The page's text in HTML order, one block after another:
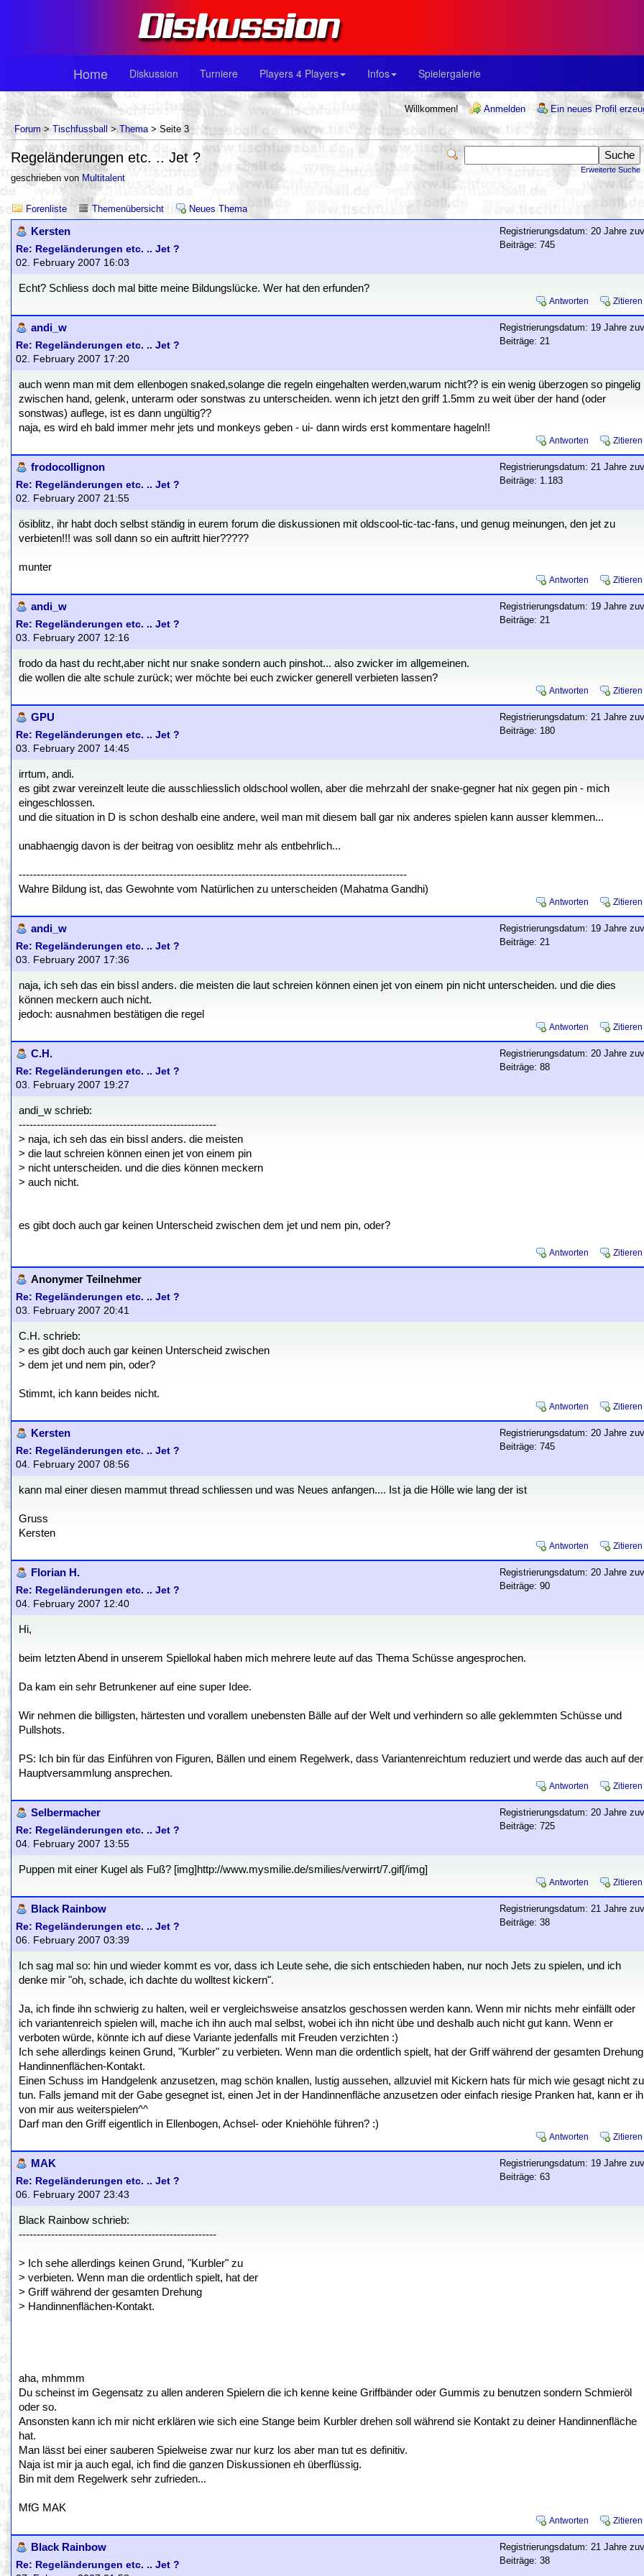
Home Diskussion Turniere Players 4 Players Infos Spielergalerie
Willkommen! Anmelden
Ein neues Profil
Forum > Tischfussball > Thema> Seite 3
Erweiterte Suche
Regeländerungen etc. .. Jet ?
geschrieben von Multitalent
Forenliste Themenübersicht Neues Thema
Kersten
Re: Regeländerungen etc. .. Jet ?
02. February 2007 16:03
Registrierungsdatum: 20 Jahre
Beiträge: 745
Echt? Schliess doch mal bitte meine Bildungslücke. Wer hat den erfunden?
Antworten Zitieren
andi_w
Re: Regeländerungen etc. .. Jet ?
02. February 2007 17:20
Registrierungsdatum: 19 Jahre
Beiträge: 21
auch wenn man mit dem ellenbogen snaked,solange die regeln eingehalten werden,warum nicht?? is ein wenig überzogen so pingelig
zwischen hand, gelenk, unterarm oder sonstwas zu unterscheiden. wenn ich jetzt den griff 1.5mm zu weit über der hand (oder
sonstwas) auflege, ist es dann ungültig??
naja, es wird eh bald immer mehr jets und monkeys geben - ui- dann wirds erst kommentare hageln!!
Antworten Zitieren
frodocollignon
Re: Regeländerungen etc. .. Jet ?
02. February 2007 21:55
Registrierungsdatum: 21 Jahre
Beiträge: 1.183
ösiblitz, ihr habt doch selbst ständig in eurem forum die diskussionen mit oldscool-tic-tac-fans, und genug meinungen, den jet zu
verbieten!!! was soll dann so ein auftritt hier?????
munter
Antworten Zitieren
andi_w
Re: Regeländerungen etc. .. Jet ?
03. February 2007 12:16
Registrierungsdatum: 19 Jahre
Beiträge: 21
frodo da hast du recht,aber nicht nur snake sondern auch pinshot... also zwicker im allgemeinen.
die wollen die alte schule zurück; wer möchte bei euch zwicker generell verbieten lassen?
Antworten Zitieren
GPU
Re: Regeländerungen etc. .. Jet ?
03. February 2007 14:45
Registrierungsdatum: 21 Jahre
Beiträge: 180
irrtum, andi.
es gibt zwar vereinzelt leute die ausschliesslich oldschool wollen, aber die mehrzahl der snake-gegner hat nix gegen pin - mich
eingeschlossen.
und die situation in D is schon deshalb eine andere, weil man mit diesem ball gar nix anderes spielen kann ausser klemmen...
unabhaengig davon is der beitrag von oesiblitz mehr als entbehrlich...
------------------------------------------------------------------------------------------------------------
Wahre Bildung ist, das Gewohnte vom Natürlichen zu unterscheiden (Mahatma Gandhi)
Antworten Zitieren
andi_w
Re: Regeländerungen etc. .. Jet ?
03. February 2007 17:36
Registrierungsdatum: 19 Jahre
Beiträge: 21
naja, ich seh das ein bissl anders. die meisten die laut schreien können einen jet von einem pin nicht unterscheiden. und die dies
können meckern auch nicht.
jedoch: ausnahmen bestätigen die regel
Antworten Zitieren
C.H.
Re: Regeländerungen etc. .. Jet ?
03. February 2007 19:27
Registrierungsdatum: 20 Jahre
Beiträge: 88
andi_w schrieb:
-------------------------------------------------------
> naja, ich seh das ein bissl anders. die meisten
> die laut schreien können einen jet von einem pin
> nicht unterscheiden. und die dies können meckern
> auch nicht.
es gibt doch auch gar keinen Unterscheid zwischen dem jet und nem pin, oder?
Antworten Zitieren
Anonymer Teilnehmer
Re: Regeländerungen etc. .. Jet ?
03. February 2007 20:41
C.H. schrieb:
> es gibt doch auch gar keinen Unterscheid zwischen
> dem jet und nem pin, oder?
Stimmt, ich kann beides nicht.
Antworten Zitieren
Kersten
Re: Regeländerungen etc. .. Jet ?
04. February 2007 08:56
Registrierungsdatum: 20 Jahre
Beiträge: 745
kann mal einer diesen mammut thread schliessen und was Neues anfangen.... Ist ja die Hölle wie lang der ist
Gruss
Kersten
Antworten Zitieren
Florian H.
Re: Regeländerungen etc. .. Jet ?
04. February 2007 12:40
Registrierungsdatum: 20 Jahre
Beiträge: 90
Hi,
beim letzten Abend in unserem Spiellokal haben mich mehrere leute auf das Thema Schüsse angesprochen.
Da kam ein sehr Betrunkener auf eine super Idee.
Wir nehmen die billigsten, härtesten und vorallem unebensten Bälle auf der Welt und verhindern so alle geklemmten Schüsse und
Pullshots.
PS: Ich bin für das Einführen von Figuren, Bällen und einem Regelwerk, dass Variantenreichtum reduziert und werde das auch auf der
Hauptversammlung ansprechen.
Antworten Zitieren
Selbermacher
Re: Regeländerungen etc. .. Jet ?
04. February 2007 13:55
Registrierungsdatum: 20 Jahre
Beiträge: 725
Puppen mit einer Kugel als Fuß? [img]http://www.mysmilie.de/smilies/verwirrt/7.gif[/img]
Antworten Zitieren
Black Rainbow
Re: Regeländerungen etc. .. Jet ?
06. February 2007 03:39
Registrierungsdatum: 21 Jahre
Beiträge: 38
Ich sag mal so: hin und wieder kommt es vor, dass ich Leute sehe, die sich entschieden haben, nur noch Jets zu spielen, und ich
denke mir "oh, schade, ich dachte du wolltest kickern".
Ja, ich finde ihn schwierig zu halten, weil er vergleichsweise ansatzlos geschossen werden kann. Wenn mir nichts mehr einfällt oder
ich variantenreich spielen will, mache ich ihn auch mal selbst, wobei ich ihn nicht übe und deshalb auch nicht gut kann. Wenn er
verboten würde, könnte ich auf diese Variante jedenfalls mit Freuden verzichten :)
Ich sehe allerdings keinen Grund, "Kurbler" zu verbieten. Wenn man die ordentlich spielt, hat der Griff während der gesamten Drehung
Handinnenflächen-Kontakt.
Einen Schuss im Handgelenk anzusetzen, mag schön knallen, lustig aussehen, allzuviel mit Kickern hats für mich wie gesagt nicht zu
tun. Falls jemand mit der Gabe gesegnet ist, einen Jet in der Handinnenfläche anzusetzen oder einfach riesige Pranken hat, kann er
von mir aus weiterspielen^^
Darf man den Griff eigentlich in Ellenbogen, Achsel- oder Kniehöhle führen? :)
Antworten Zitieren
MAK
Re: Regeländerungen etc. .. Jet ?
06. February 2007 23:43
Registrierungsdatum: 19 Jahre
Beiträge: 63
Black Rainbow schrieb:
-------------------------------------------------------
> Ich sehe allerdings keinen Grund, "Kurbler" zu
> verbieten. Wenn man die ordentlich spielt, hat der
> Griff während der gesamten Drehung
> Handinnenflächen-Kontakt.
aha, mhmmm
Du scheinst im Gegensatz zu allen anderen Spielern die ich kenne keine Griffbänder oder Gummis zu benutzen sondern Schmieröl
oder so.
Ansonsten kann ich mir nicht erklären wie sich eine Stange beim Kurbler drehen soll während sie Kontakt zu deiner Handinnenfläche
hat.
Man lässt bei einer sauberen Spielweise zwar nur kurz los aber man tut es definitiv.
Naja ist mir ja auch egal, ich find die ganzen Diskussionen eh überflüssig.
Bin mit dem Regelwerk sehr zufrieden...
MfG MAK
Antworten Zitieren
Black Rainbow
Re: Regeländerungen etc. .. Jet ?
Registrierungsdatum: 21 Jahre
Beiträge: 38